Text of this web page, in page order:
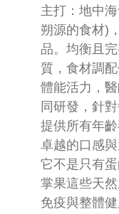
主打：地中
朔源的食材)
品。均衡且
質，食材調
體能活力，
同研發，針
提供所有年
卓越的口感
它不是只有
掌果這些天
免疫與整體